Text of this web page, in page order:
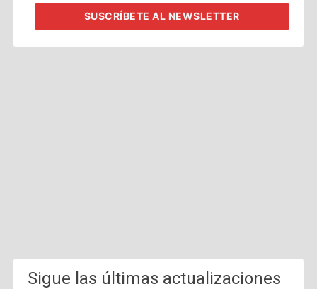
SUSCRÍBETEAL NEWSLETTER
Sigue las últimas actualizaciones